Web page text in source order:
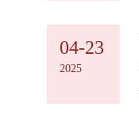
04-23
2025